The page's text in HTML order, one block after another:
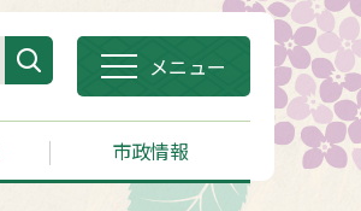
メニュー
市政情報